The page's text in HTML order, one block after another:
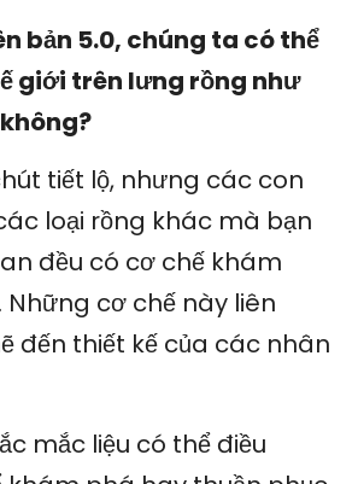
bản 5.0, chúng ta có thể
giới trên lưng rồng như
tiết lộ, nhưng các con
loại rồng khác mà bạn
đều có cơ chế khám
cơ chế này liên
đến thiết kế của các nhân
mắc liệu có thể điều